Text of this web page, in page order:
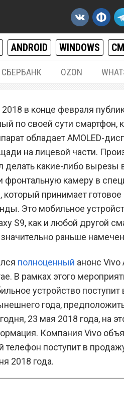
ANDROID WINDOWS
СБЕРБАНК OZON
Galaxy
поступит в
в конце февраля
по своей сути смартфон,
обладает AMOLED-
на лицевой части.
делать какие-либо вырезы
фронтальную камеру в
принимает готовое
Это мобильное
S9, как и любой другой
раньше
полноценный анонс Vivo
В рамках этого
устройство
года,
23 мая 2018 года, на
Компания Vivo
телефон поступит в
2018 года.